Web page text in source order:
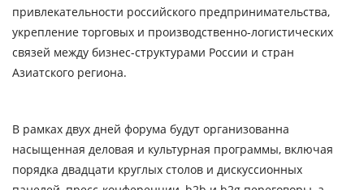
привлекательности российского предпринимательства,
укрепление торговых и производственно-логистических
связей между бизнес-структурами России и стран
Азиатского региона.
В рамках двух дней форума будут организованна
насыщенная деловая и культурная программы, включая
порядка двадцати круглых столов и дискуссионных